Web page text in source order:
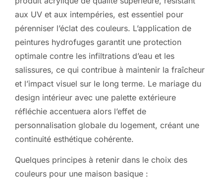
aux UV et aux intempéries, est essentiel pour
pérenniser l’éclat des couleurs. L’application de
peintures hydrofuges garantit une protection
optimale contre les infiltrations d’eau et les
salissures, ce qui contribue à maintenir la fraîcheur
et l’impact visuel sur le long terme. Le mariage du
design intérieur avec une palette extérieure
réfléchie accentuera alors l’effet de
personnalisation globale du logement, créant une
continuité esthétique cohérente.
Quelques principes à retenir dans le choix des
couleurs pour une maison basique :